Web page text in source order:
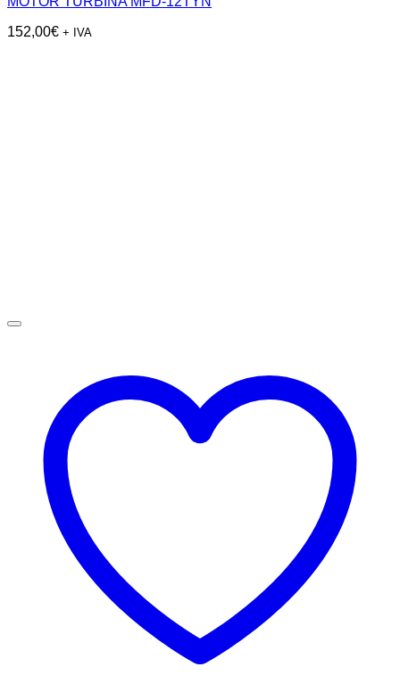
152,00€ + IVA